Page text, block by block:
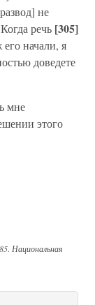
не
речь [305]
его начали, я
доведете
мне
этого
. Национальная